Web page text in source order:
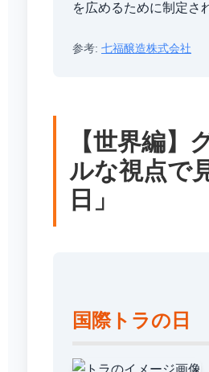
を広めるために制定さ
参考: 七福醸造株式会社
【世界編】
ルな視点で
日」
国際トラの日